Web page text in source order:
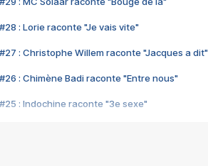
#28 : Lorie raconte "Je vais vite"
#27 : Christophe Willem raconte "Jacques a dit"
#26 : Chimène Badi raconte "Entre nous"
#25 : Indochine raconte "3e sexe"